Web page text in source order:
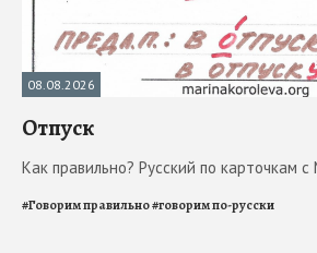
08.08.2026
Отпуск
Как правильно? Русский по карточкам
#Говорим правильно#говорим по-русски